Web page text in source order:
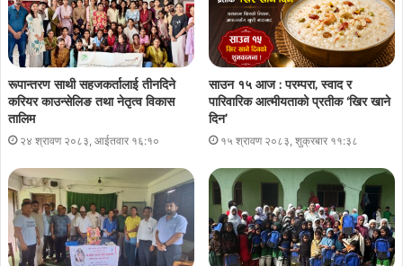
रूपान्तरण साथी सहजकर्तालाई तीनदिने
करियर काउन्सेलिङ तथा नेतृत्व विकास
तालिम
२४ श्रावण २०८३, आईतवार १६:१०
साउन १५ आज : परम्परा, स्वाद र
पारिवारिक आत्मीयताको प्रतीक ‘खिर खाने
दिन’
१५ श्रावण २०८३, शुक्रबार ११:३८